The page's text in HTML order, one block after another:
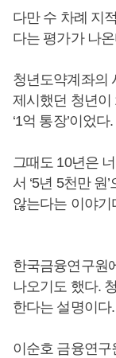
다만 수 차례 지
다는 평가가 나
청년도약계좌의
제시했던 청년이
‘1억 통장’이었다.
그때도 10년은
서 ‘5년 5천만 원
않는다는 이야기
한국금융연구원
나오기도 했다.
한다는 설명이다.
이순호 금융연구